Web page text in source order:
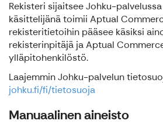
Rekisteri sijaitsee Johku-
käsittelijänä toimii Aptual
rekisteritietoihin pääsee käsiksi
rekisterinpitäjä ja Aptual
ylläpitohenkilöstö.
Laajemmin Johku-palvelun
johku.fi/fi/tietosuoja
Manuaalinen aineisto